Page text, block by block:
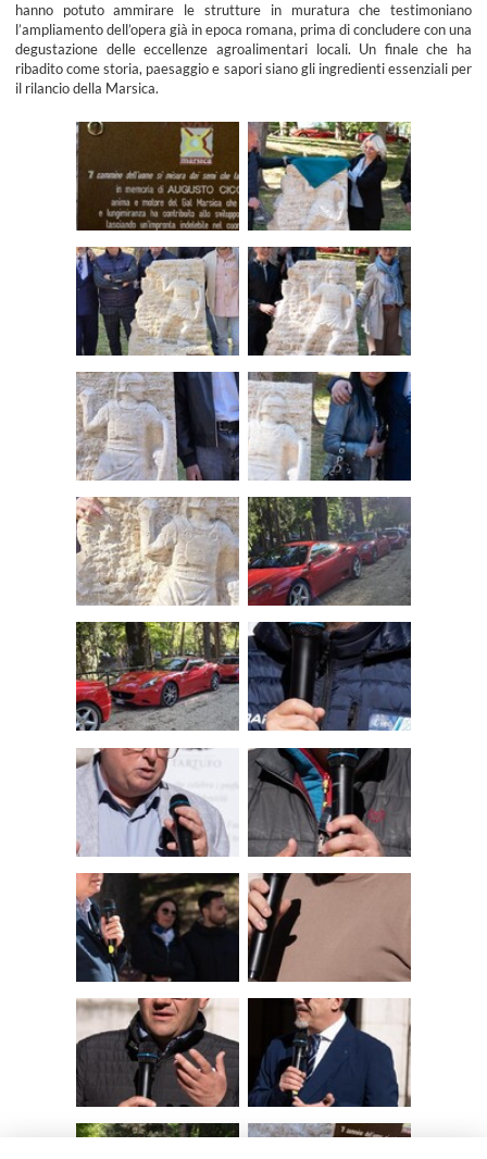
hanno potuto ammirare le strutture in muratura che testimoniano
l’ampliamento dell’opera già in epoca romana, prima di concludere con una
degustazione delle eccellenze agroalimentari locali. Un finale che ha
ribadito come storia, paesaggio e sapori siano gli ingredienti essenziali per
il rilancio della Marsica.